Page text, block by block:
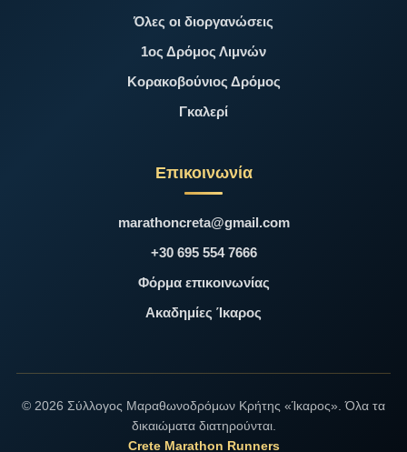
Όλες οι διοργανώσεις
1ος Δρόμος Λιμνών
Κορακοβούνιος Δρόμος
Γκαλερί
Επικοινωνία
marathoncreta@gmail.com
+30 695 554 7666
Φόρμα επικοινωνίας
Ακαδημίες Ίκαρος
© 2026 Σύλλογος Μαραθωνοδρόμων Κρήτης «Ίκαρος». Όλα τα
δικαιώματα διατηρούνται.
Crete Marathon Runners